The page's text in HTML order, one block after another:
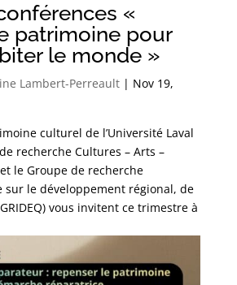
«
patrimoine pour
le monde »
Lambert-Perreault| Nov 19,
culturel de l’Université Laval
recherche Cultures – Arts –
et le Groupe de recherche
le développement régional, de
vous invitent ce trimestre à